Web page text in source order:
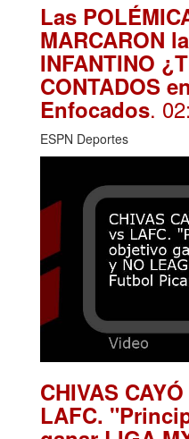
Las
MARCARON
INFANTINO
CONTADOS
Enfocados.
ESPN Deportes
CHIVAS
LAFC.